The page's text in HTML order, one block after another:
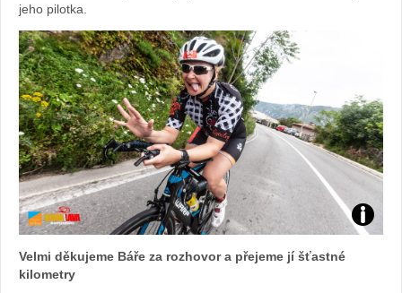
jeho pilotka.
Foto:
Velmi děkujeme Báře za rozhovor a přejeme jí šťastné
kilometry